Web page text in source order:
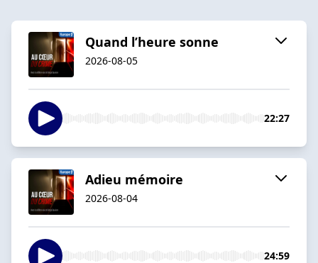
Quand l’heure sonne
2026-08-05
22:27
Adieu mémoire
2026-08-04
24:59